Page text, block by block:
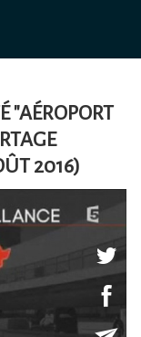
"AÉROPORT
2016)